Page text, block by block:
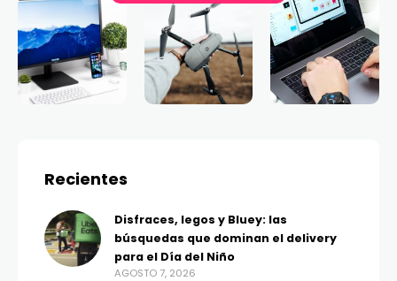
Recientes
Disfraces, legos y Bluey: las
búsquedas que dominan el delivery
para el Día del Niño
AGOSTO 7, 2026